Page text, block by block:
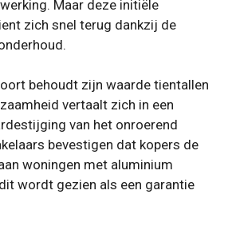
Maar deze initiële
zich snel terug dankzij de
behoudt zijn waarde tientallen
vertaalt zich in een
van het onroerend
bevestigen dat kopers de
woningen met aluminium
wordt gezien als een garantie